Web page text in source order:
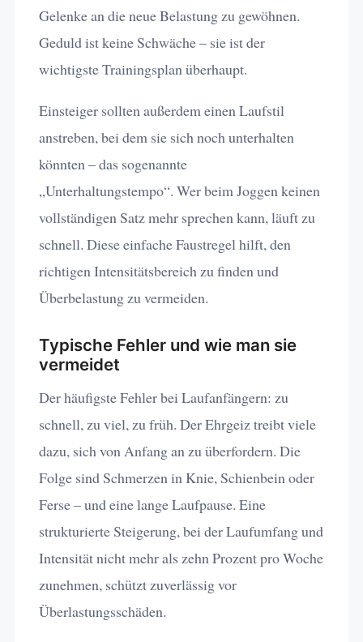
Gelenke an die neue Belastung zu gewöhnen.
Geduld ist keine Schwäche – sie ist der
wichtigste Trainingsplan überhaupt.
Einsteiger sollten außerdem einen Laufstil
anstreben, bei dem sie sich noch unterhalten
könnten – das sogenannte
„Unterhaltungstempo“. Wer beim Joggen keinen
vollständigen Satz mehr sprechen kann, läuft zu
schnell. Diese einfache Faustregel hilft, den
richtigen Intensitätsbereich zu finden und
Überbelastung zu vermeiden.
Typische Fehler und wie man sie
vermeidet
Der häufigste Fehler bei Laufanfängern: zu
schnell, zu viel, zu früh. Der Ehrgeiz treibt viele
dazu, sich von Anfang an zu überfordern. Die
Folge sind Schmerzen in Knie, Schienbein oder
Ferse – und eine lange Laufpause. Eine
strukturierte Steigerung, bei der Laufumfang und
Intensität nicht mehr als zehn Prozent pro Woche
zunehmen, schützt zuverlässig vor
Überlastungsschäden.